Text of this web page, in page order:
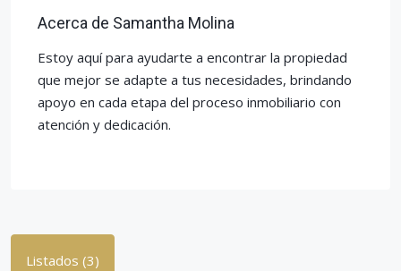
Acerca de Samantha Molina
Estoy aquí para ayudarte a encontrar la propiedad
que mejor se adapte a tus necesidades, brindando
apoyo en cada etapa del proceso inmobiliario con
atención y dedicación.
Listados (3)